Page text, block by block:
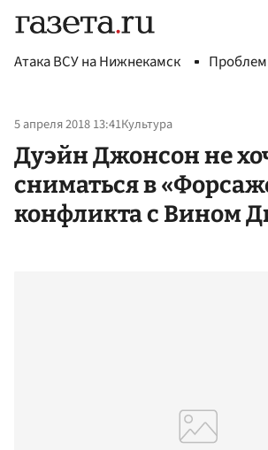
Атака ВСУ на Нижнекамск
5 апреля 2018 13:41Культура
Дуэйн Джонсон не
сниматься в
конфликта с Вином